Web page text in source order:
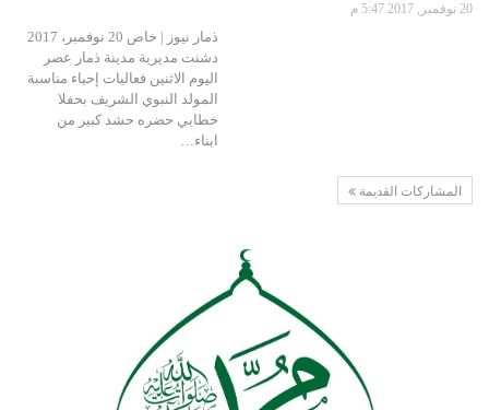
20 نوفمبر, 2017 5:47 م
ذمار نيوز | خاص 20 نوفمبر، 2017
دشنت مديرية مدينة ذمار عصر
اليوم الاثنين فعاليات إحياء مناسبة
المولد النبوي الشريف بحفلا
خطابي حضره حشد كبير من
ابناء…
المشاركات القديمة